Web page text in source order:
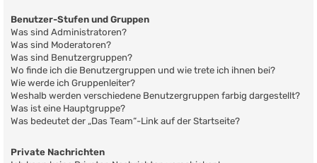
Benutzer-Stufen und Gruppen
Was sind Administratoren?
Was sind Moderatoren?
Was sind Benutzergruppen?
Wo finde ich die Benutzergruppen und wie trete ich ihnen bei?
Wie werde ich Gruppenleiter?
Weshalb werden verschiedene Benutzergruppen farbig dargestellt?
Was ist eine Hauptgruppe?
Was bedeutet der „Das Team“-Link auf der Startseite?
Private Nachrichten